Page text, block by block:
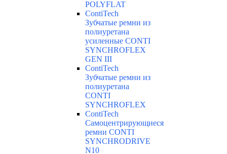
POLYFLAT
ContiTech
Зубчатые ремни из
полиуретана
усиленные CONTI
SYNCHROFLEX
GEN III
ContiTech
Зубчатые ремни из
полиуретана
CONTI
SYNCHROFLEX
ContiTech
Самоцентрирующиеся
ремни CONTI
SYNCHRODRIVE
N10